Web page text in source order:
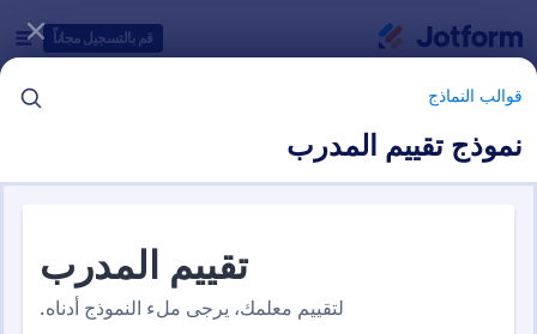
قم بالتسجيل مجاناً
قوالب النماذج
نموذج تقييم المدرب
نماذج التقييم
فئات قوالب النماذج